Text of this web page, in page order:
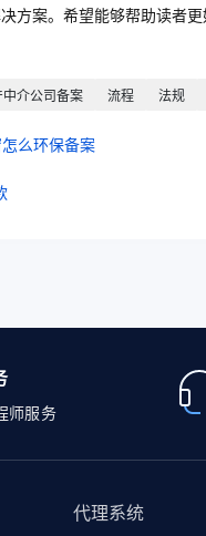
方案。希望能够帮助读者
介公司备案 流程 法规
么环保备案
师服务
代理系统